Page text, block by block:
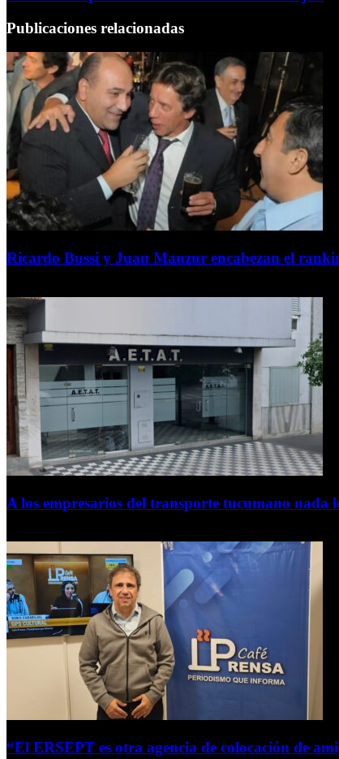
Publicaciones relacionadas
Ricardo Bussi y Juan Manzur encabezan el
A los empresarios del transporte tucumano nada
“El ERSEPT es otra agencia de colocación de